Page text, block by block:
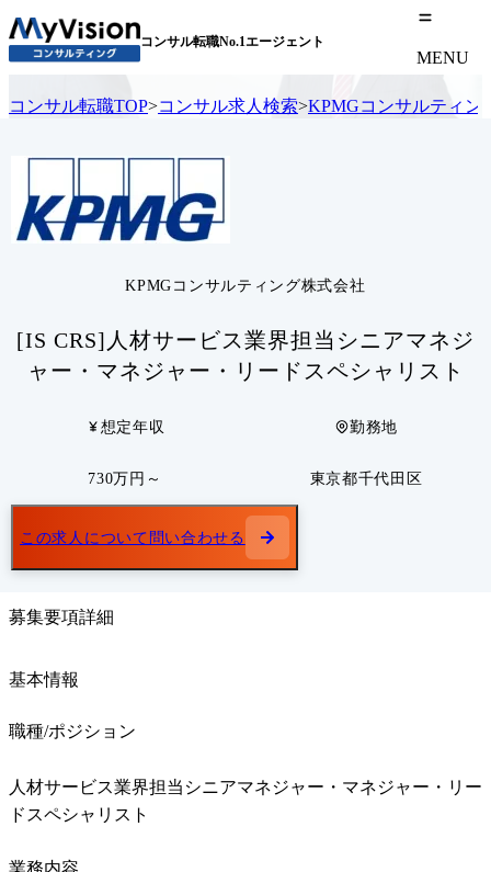
コンサル転職No.1エージェント
MENU
コンサル転職TOP>コンサル求人検索>KPMGコンサルティン
KPMGコンサルティング株式会社
[IS CRS]人材サービス業界担当シニアマネジ
ャー・マネジャー・リードスペシャリスト
想定年収
730万円～
勤務地
東京都千代田区
この求人について問い合わせる
募集要項詳細
基本情報
職種/ポジション
人材サービス業界担当シニアマネジャー・マネジャー・リー
ドスペシャリスト
業務内容